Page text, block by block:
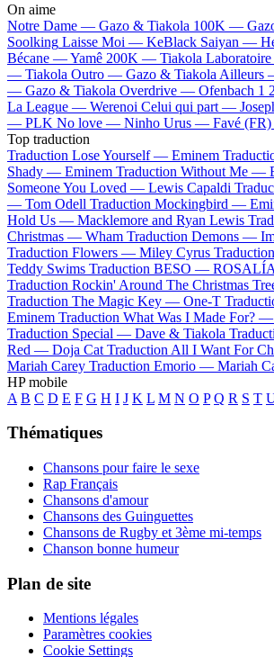
On aime
Notre Dame — Gazo & Tiakola 100K —
Soolking Laisse Moi — KeBlack Saiyan —
Bécane —Yamê 200K — Tiakola
— Tiakola Outro — Gazo & Tiakola Ailleurs
— Gazo & Tiakola Overdrive — Ofenbach 1
La League — Werenoi Celui qui part —
— PLK No love — Ninho Urus — Favé (FR)
Top traduction
Traduction Lose Yourself — Eminem
Shady — Eminem Traduction Without Me —
Someone You Loved — Lewis Capaldi
— Tom Odell Traduction Mockingbird —
Hold Us — Macklemore and Ryan Lewis
Christmas — Wham Traduction Demons —
Traduction Flowers — Miley Cyrus
Teddy Swims Traduction BESO —
Traduction Rockin' Around The Christmas
Traduction The Magic Key — One-T
Eminem Traduction What Was I Made For? —
Traduction Special — Dave & Tiakola
Red — Doja Cat Traduction All I Want For
Mariah Carey Traduction Emorio — Mariah
HP mobile
A B C D E F G H I J K L M N O P Q R S T
Thématiques
Chansons pour faire le sexe
Rap Français
Chansons d'amour
Chansons des Guinguettes
Chansons de Rugby et 3ème mi-temps
Chanson bonne humeur
Plan de site
Mentions légales
Paramètres cookies
Cookie Settings